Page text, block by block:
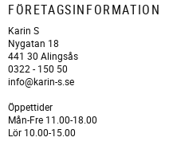
FÖRETAGSINFORMATION
Karin S
Nygatan 18
441 30 Alingsås
0322 - 150 50
info@karin-s.se
Öppettider
Mån-Fre 11.00-18.00
Lör 10.00-15.00